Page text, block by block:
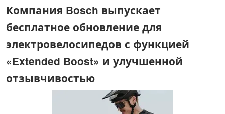
Компания Bosch выпускает
бесплатное обновление для
электровелосипедов с функцией
«Extended Boost» и улучшенной
отзывчивостью